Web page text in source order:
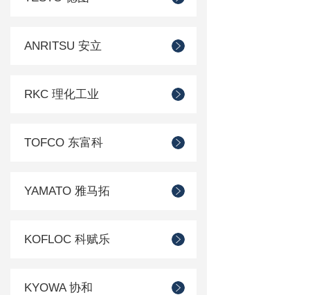
ANRITSU 安立
RKC 理化工业
TOFCO 东富科
YAMATO 雅马拓
KOFLOC 科赋乐
KYOWA 协和